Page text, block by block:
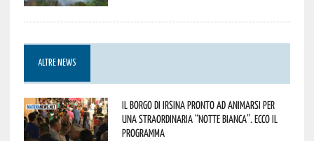
ALTRE NEWS
Il borgo di Irsina pronto ad animarsi per
una straordinaria “Notte Bianca”. Ecco il
programma